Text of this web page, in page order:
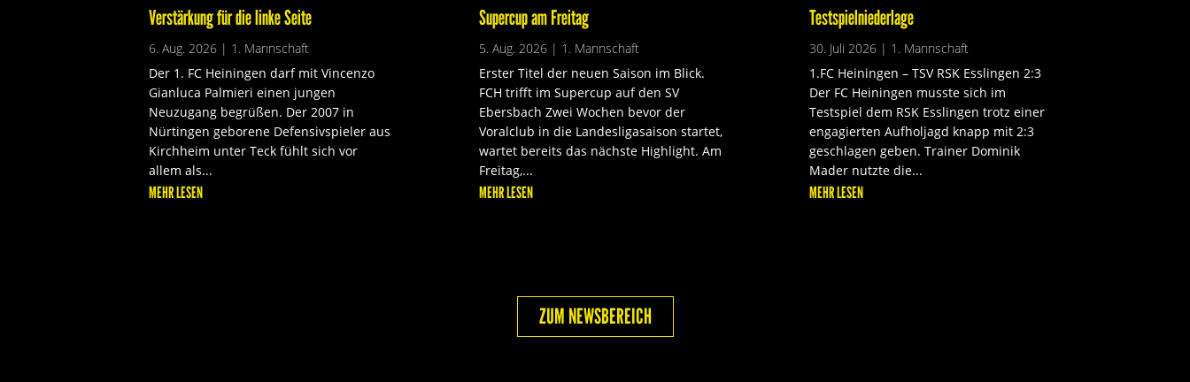
Verstärkung für die linke Seite
6. Aug. 2026 | 1. Mannschaft
Der 1. FC Heiningen darf mit Vincenzo
Gianluca Palmieri einen jungen
Neuzugang begrüßen. Der 2007 in
Nürtingen geborene Defensivspieler aus
Kirchheim unter Teck fühlt sich vor
allem als...
MEHR LESEN
Supercup am Freitag
5. Aug. 2026 | 1. Mannschaft
Erster Titel der neuen Saison im Blick.
FCH trifft im Supercup auf den SV
Ebersbach Zwei Wochen bevor der
Voralclub in die Landesligasaison startet,
wartet bereits das nächste Highlight. Am
Freitag,...
MEHR LESEN
Testspielniederlage
30. Juli 2026 | 1. Mannschaft
1.FC Heiningen – TSV RSK Esslingen 2:3
Der FC Heiningen musste sich im
Testspiel dem RSK Esslingen trotz einer
engagierten Aufholjagd knapp mit 2:3
geschlagen geben. Trainer Dominik
Mader nutzte die...
MEHR LESEN
ZUM NEWSBEREICH